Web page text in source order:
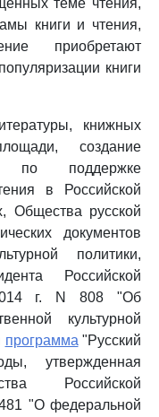
теме чтения,
книги и чтения,
приобретают
книги
книжных
создание
по поддержке
в Российской
Общества русской
документов
политики,
Российской
г. N 808 "Об
культурной
программа "Русский
утвержденная
Российской
"О федеральной